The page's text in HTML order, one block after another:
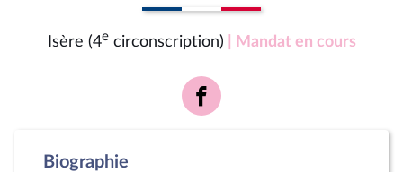
Isère (4ecirconscription) | Mandat en cours
Voir
la
Biographie